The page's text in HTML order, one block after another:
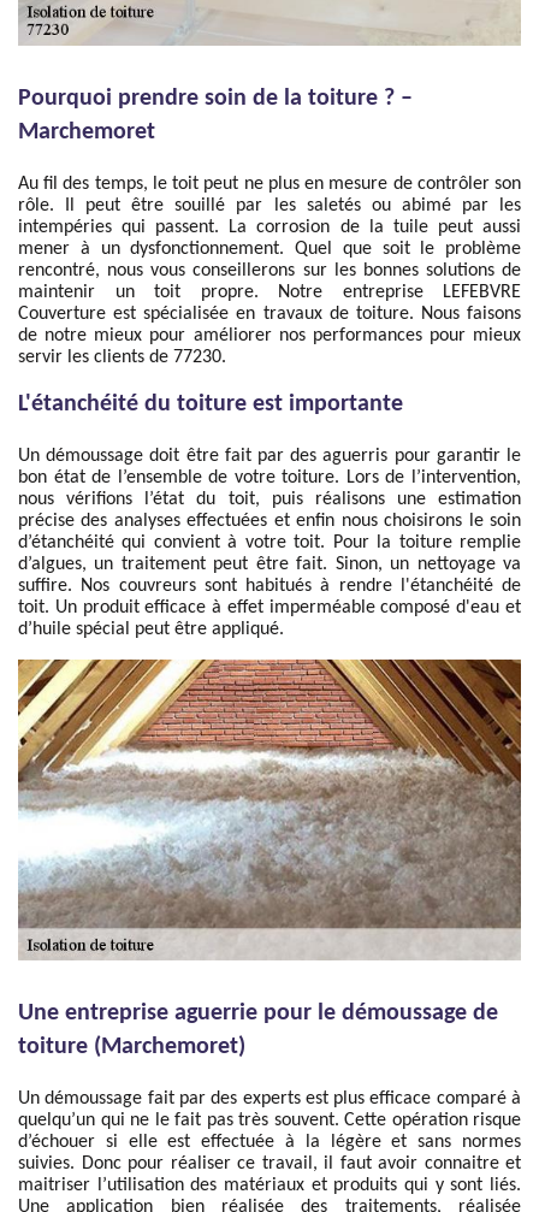
Pourquoi prendre soin de la toiture ? –
Marchemoret
Au fil des temps, le toit peut ne plus en mesure de contrôler son
rôle. Il peut être souillé par les saletés ou abimé par les
intempéries qui passent. La corrosion de la tuile peut aussi
mener à un dysfonctionnement. Quel que soit le problème
rencontré, nous vous conseillerons sur les bonnes solutions de
maintenir un toit propre. Notre entreprise LEFEBVRE
Couverture est spécialisée en travaux de toiture. Nous faisons
de notre mieux pour améliorer nos performances pour mieux
servir les clients de 77230.
L'étanchéité du toiture est importante
Un démoussage doit être fait par des aguerris pour garantir le
bon état de l’ensemble de votre toiture. Lors de l’intervention,
nous vérifions l’état du toit, puis réalisons une estimation
précise des analyses effectuées et enfin nous choisirons le soin
d’étanchéité qui convient à votre toit. Pour la toiture remplie
d’algues, un traitement peut être fait. Sinon, un nettoyage va
suffire. Nos couvreurs sont habitués à rendre l'étanchéité de
toit. Un produit efficace à effet imperméable composé d'eau et
d’huile spécial peut être appliqué.
Une entreprise aguerrie pour le démoussage de
toiture (Marchemoret)
Un démoussage fait par des experts est plus efficace comparé à
quelqu’un qui ne le fait pas très souvent. Cette opération risque
d’échouer si elle est effectuée à la légère et sans normes
suivies. Donc pour réaliser ce travail, il faut avoir connaitre et
maitriser l’utilisation des matériaux et produits qui y sont liés.
Une application bien réalisée des traitements, réalisée